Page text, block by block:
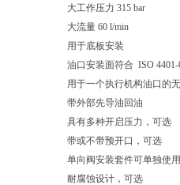
大工作压力 315 bar
大流量 60 l/min
用于底板安装
油口安装面符合 ISO 4401-
用于一个执行机构油口的
带外部先导油回油
具有多种开启压力，可选
带或不带预开口，可选
单向阀安装套件可单独使用
耐腐蚀设计，可选